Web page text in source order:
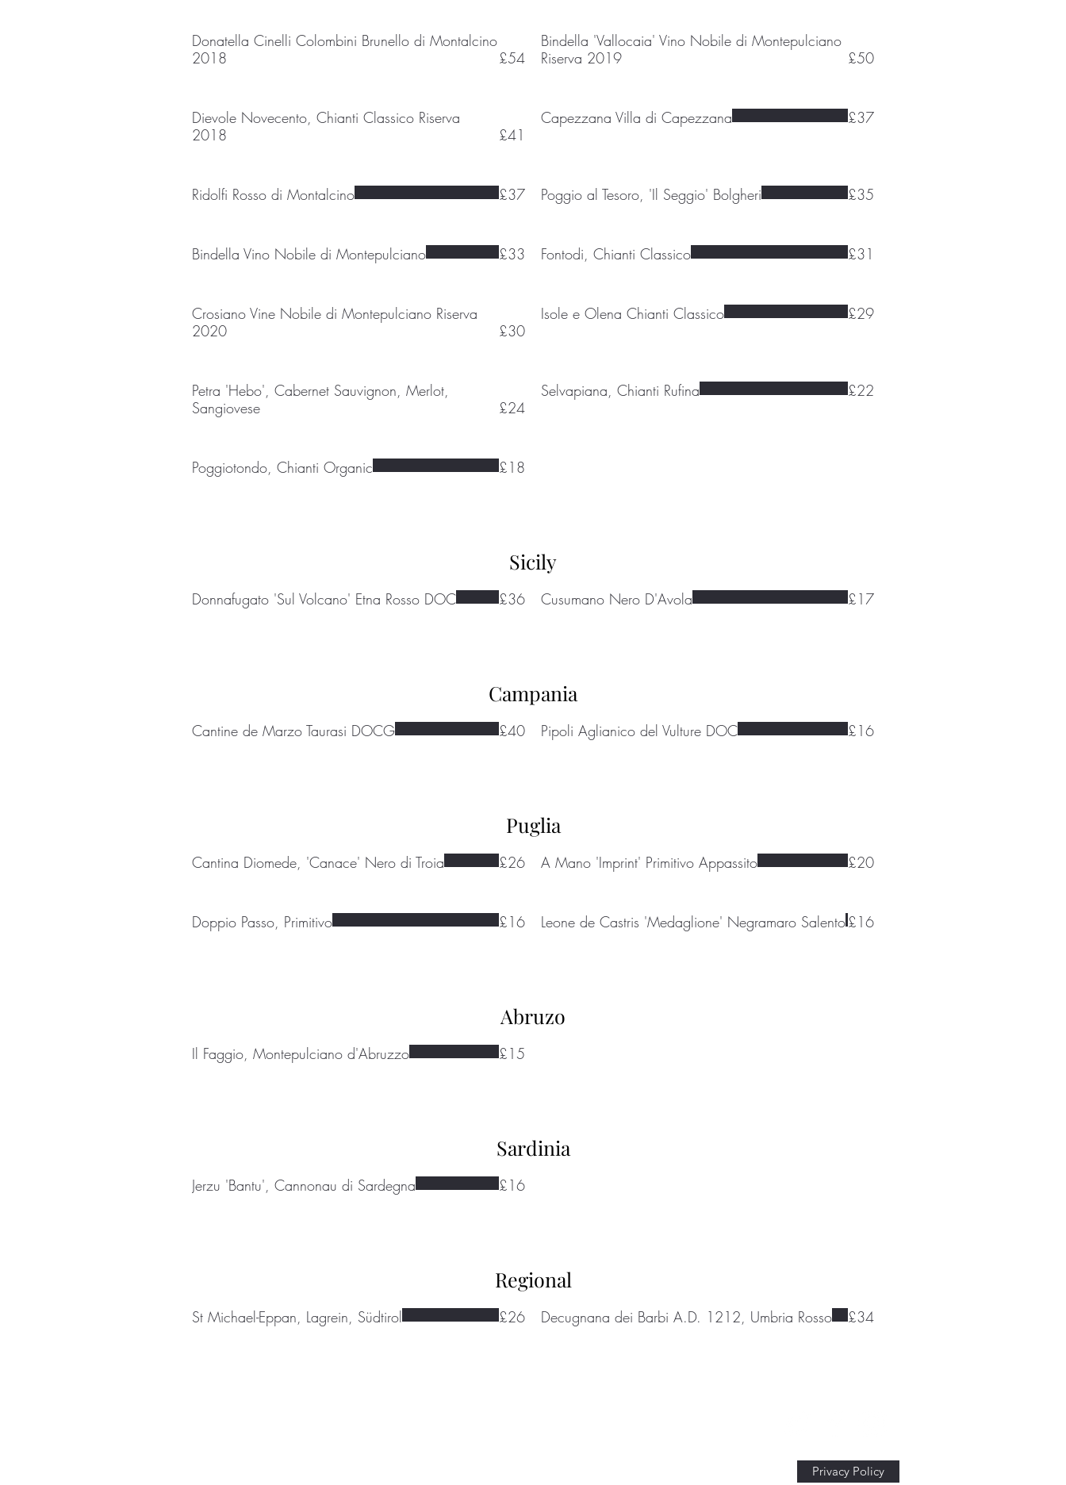
Donatella Cinelli Colombini Brunello di Montalcino
2018
£54
Bindella 'Vallocaia' Vino Nobile di Montepulciano
Riserva 2019
£50
Dievole Novecento, Chianti Classico Riserva
2018
£41
Capezzana Villa di Capezzana £37
Ridolfi Rosso di Montalcino £37 Poggio al Tesoro, 'Il Seggio' Bolgheri £35
Bindella Vino Nobile di Montepulciano £33 Fontodi, Chianti Classico £31
Crosiano Vine Nobile di Montepulciano Riserva
2020
£30
Isole e Olena Chianti Classico £29
Petra 'Hebo', Cabernet Sauvignon, Merlot,
Sangiovese
£24
Selvapiana, Chianti Rufina £22
Poggiotondo, Chianti Organic £18
Sicily
Donnafugato 'Sul Volcano' Etna Rosso DOC £36 Cusumano Nero D'Avola £17
Campania
Cantine de Marzo Taurasi DOCG £40 Pipoli Aglianico del Vulture DOC £16
Puglia
Cantina Diomede, 'Canace' Nero di Troia £26 A Mano 'Imprint' Primitivo Appassito £20
Doppio Passo, Primitivo £16 Leone de Castris 'Medaglione' Negramaro Salento £16
Abruzo
Il Faggio, Montepulciano d'Abruzzo £15
Sardinia
Jerzu 'Bantu', Cannonau di Sardegna £16
Regional
St Michael-Eppan, Lagrein, Südtirol £26 Decugnana dei Barbi A.D. 1212, Umbria Rosso £34
Privacy Policy